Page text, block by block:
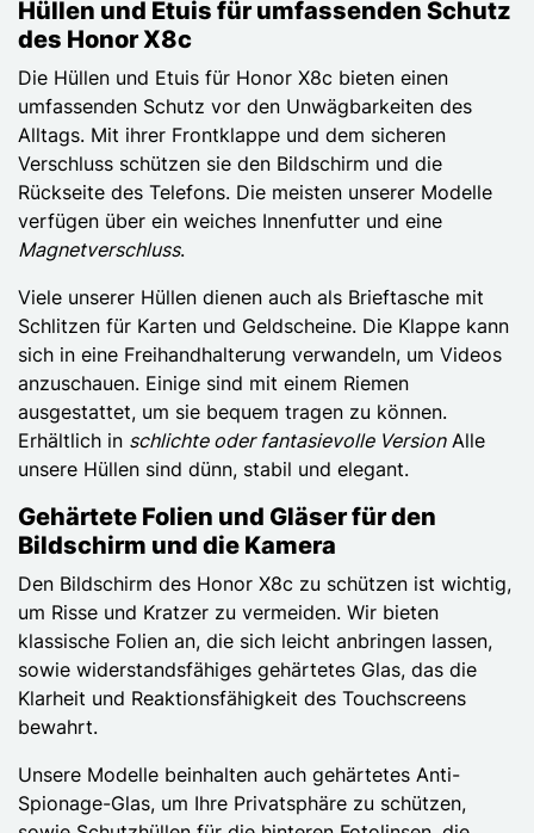
Hüllen und Etuis für umfassenden Schutz
des Honor X8c
Die Hüllen und Etuis für Honor X8c bieten einen
umfassenden Schutz vor den Unwägbarkeiten des
Alltags. Mit ihrer Frontklappe und dem sicheren
Verschluss schützen sie den Bildschirm und die
Rückseite des Telefons. Die meisten unserer Modelle
verfügen über ein weiches Innenfutter und eine
Magnetverschluss.
Viele unserer Hüllen dienen auch als Brieftasche mit
Schlitzen für Karten und Geldscheine. Die Klappe kann
sich in eine Freihandhalterung verwandeln, um Videos
anzuschauen. Einige sind mit einem Riemen
ausgestattet, um sie bequem tragen zu können.
Erhältlich in schlichte oder fantasievolle VersionAlle
unsere Hüllen sind dünn, stabil und elegant.
Gehärtete Folien und Gläser für den
Bildschirm und die Kamera
Den Bildschirm des Honor X8c zu schützen ist wichtig,
um Risse und Kratzer zu vermeiden. Wir bieten
klassische Folien an, die sich leicht anbringen lassen,
sowie widerstandsfähiges gehärtetes Glas, das die
Klarheit und Reaktionsfähigkeit des Touchscreens
bewahrt.
Unsere Modelle beinhalten auch gehärtetes Anti-
Spionage-Glas, um Ihre Privatsphäre zu schützen,